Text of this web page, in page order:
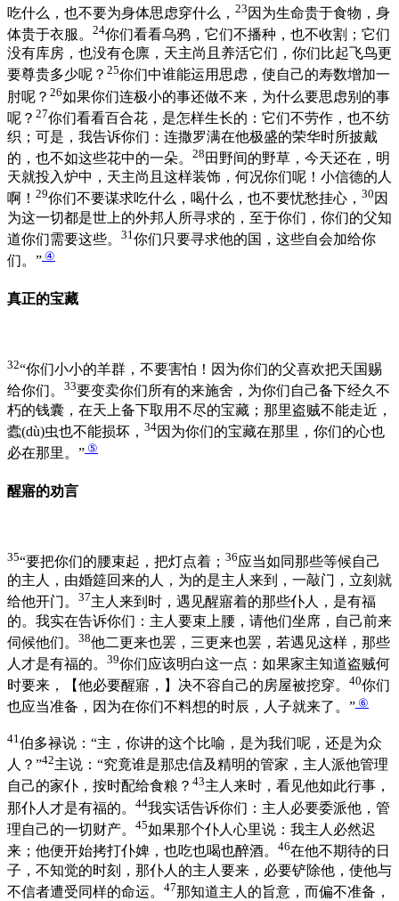
吃什么，也不要为身体思虑穿什么， 23 因为生命贵于食物，身
体贵于衣服。 24你们看看乌鸦，它们不播种，也不收割；它们
没有库房，也没有仓廪，天主尚且养活它们，你们比起飞鸟更
要尊贵多少呢？ 25你们中谁能运用思虑，使自己的寿数增加一
肘呢？ 26如果你们连极小的事还做不来，为什么要思虑别的事
呢？ 27你们看看百合花，是怎样生长的：它们不劳作，也不纺
织；可是，我告诉你们：连撒罗满在他极盛的荣华时所披戴
的，也不如这些花中的一朵。 28 田野间的野草，今天还在，明
天就投入炉中，天主尚且这样装饰，何况你们呢！小信德的人
啊！ 29你们不要谋求吃什么，喝什么，也不要忧愁挂心， 30 因
为这一切都是世上的外邦人所寻求的，至于你们，你们的父知
道你们需要这些。 31 你们只要寻求他的国，这些自会加给你
们。” ④
真正的宝藏
32“你们小小的羊群，不要害怕！因为你们的父喜欢把天国赐
给你们。 33要变卖你们所有的来施舍，为你们自己备下经久不
朽的钱囊，在天上备下取用不尽的宝藏；那里盗贼不能走近，
蠹(dù)虫也不能损坏， 34因为你们的宝藏在那里，你们的心也
必在那里。” ⑤
醒寤的劝言
35“要把你们的腰束起，把灯点着； 36应当如同那些等候自己
的主人，由婚筵回来的人，为的是主人来到，一敲门，立刻就
给他开门。 37主人来到时，遇见醒寤着的那些仆人，是有福
的。我实在告诉你们：主人要束上腰，请他们坐席，自己前来
伺候他们。 38他二更来也罢，三更来也罢，若遇见这样，那些
人才是有福的。 39你们应该明白这一点：如果家主知道盗贼何
时要来，【他必要醒寤，】决不容自己的房屋被挖穿。 40你们
也应当准备，因为在你们不料想的时辰，人子就来了。” ⑥
41 伯多禄说：“主，你讲的这个比喻，是为我们呢，还是为众
人？”42主说：“究竟谁是那忠信及精明的管家，主人派他管理
自己的家仆，按时配给食粮？ 43主人来时，看见他如此行事，
那仆人才是有福的。 44我实话告诉你们：主人必要委派他，管
理自己的一切财产。 45如果那个仆人心里说：我主人必然迟
来；他便开始拷打仆婢，也吃也喝也醉酒。 46在他不期待的日
子，不知觉的时刻，那仆人的主人要来，必要铲除他，使他与
不信者遭受同样的命运。 47那知道主人的旨意，而偏不准备，